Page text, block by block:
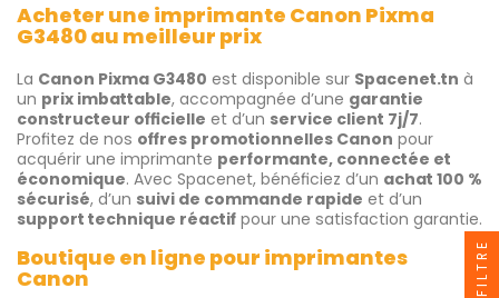
Acheter une imprimante Canon Pixma
G3480 au meilleur prix
La Canon Pixma G3480 est disponible sur Spacenet.tn à
un prix imbattable, accompagnée d’une garantie
constructeur officielle et d’un service client 7j/7.
Profitez de nos offres promotionnelles Canon pour
acquérir une imprimante performante, connectée et
économique. Avec Spacenet, bénéficiez d’un achat 100 %
sécurisé, d’un suivi de commande rapide et d’un
support technique réactif pour une satisfaction garantie.
Boutique en ligne pour imprimantes
Canon FILTRE